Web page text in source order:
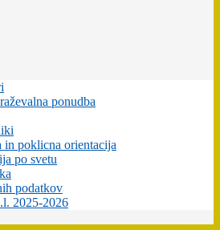
ponudba
in poklicna orientacija
po svetu
podatkov
2025-2026